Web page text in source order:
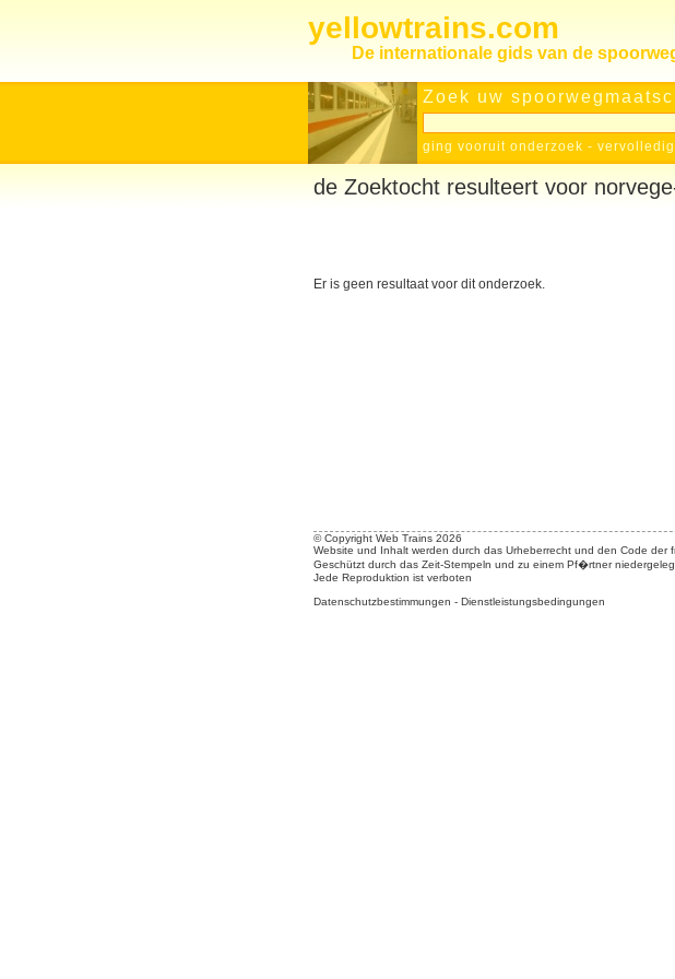
yellowtrains.com
De internationale gids van de
Zoek uw
ging vooruit onderzoek -
de Zoektocht resulteert voor
Er is geen resultaat voor dit onderzoek.
© Copyright Web Trains 2026
Website und Inhalt werden durch das Urheberrecht und den Code der
Geschützt durch das Zeit-Stempeln und zu einem Pf�rtner
Jede Reproduktion ist verboten
Datenschutzbestimmungen - Dienstleistungsbedingungen